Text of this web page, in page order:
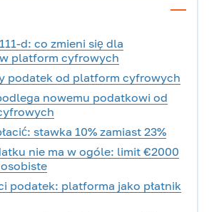
d: co zmieni się dla
platform cyfrowych
podatek od platform cyfrowych
nowemu podatkowi od
stawka 10% zamiast 23%
nie ma w ogóle: limit €2000
podatek: platforma jako płatnik